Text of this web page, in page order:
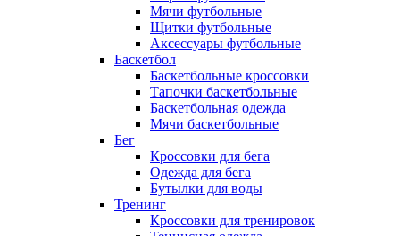
Мячи футбольные
Щитки футбольные
Аксессуары футбольные
Баскетбол
Баскетбольные кроссовки
Тапочки баскетбольные
Баскетбольная одежда
Мячи баскетбольные
Бег
Кроссовки для бега
Одежда для бега
Бутылки для воды
Тренинг
Кроссовки для тренировок